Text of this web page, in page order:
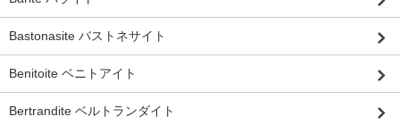
Bastonasite バストネサイト
Benitoite ベニトアイト
Bertrandite ベルトランダイト